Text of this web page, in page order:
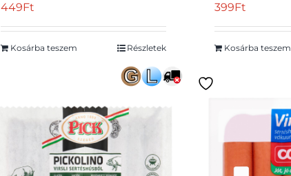
449Ft
Kosárba teszem Részletek
399Ft
Kosárba teszem